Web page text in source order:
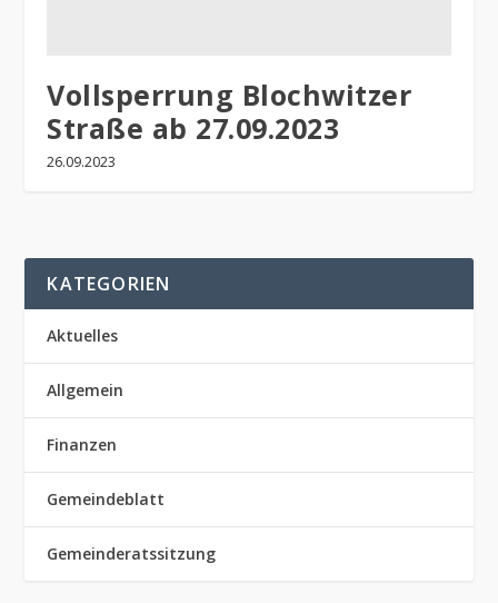
Vollsperrung Blochwitzer
Straße ab 27.09.2023
26.09.2023
KATEGORIEN
Aktuelles
Allgemein
Finanzen
Gemeindeblatt
Gemeinderatssitzung